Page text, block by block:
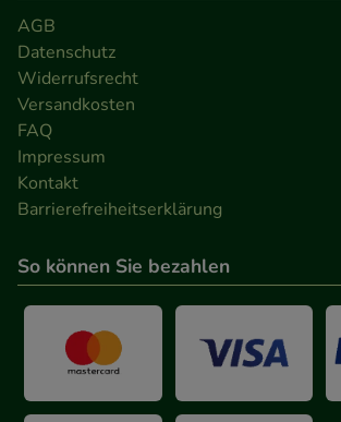
anzuzeigen und unser
betreiben.
Statistik & Tracking:
Informationen über die Art und Weise
unserer Website sammeln, mit deren
unsere Website weiter für Sie
Werbung auf Drittseiten möglichst
zu gestalten. Bitte beachten Sie, dass
Medien übertragen werden.
AGB
Datenschutz
Widerrufsrecht
Versandkosten
FAQ
Impressum
Kontakt
Barrierefreiheitserklärung
So können Sie bezahlen